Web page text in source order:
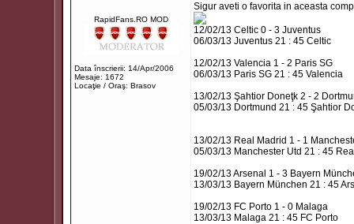
RapidFans.RO MOD
Data înscrierii: 14/Apr/2006
Mesaje: 1672
Locaţie / Oraş: Brasov
Sigur aveti o favorita in aceasta
12/02/13 Celtic 0 - 3 Juventus
06/03/13 Juventus 21 : 45 Celtic
12/02/13 Valencia 1 - 2 Paris SG
06/03/13 Paris SG 21 : 45 Valencia
13/02/13 Şahtior Doneţk 2 - 2
05/03/13 Dortmund 21 : 45 Şahtior
13/02/13 Real Madrid 1 - 1
05/03/13 Manchester Utd 21 : 45
19/02/13 Arsenal 1 - 3 Bayern
13/03/13 Bayern München 21 : 45
19/02/13 FC Porto 1 - 0 Malaga
13/03/13 Malaga 21 : 45 FC Porto